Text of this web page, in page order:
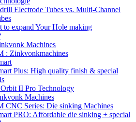
Electrode Tubes vs. Multi-Channel
to expand Your Hole making
Machines
: Zinkvonkmachines
Plus: High quality finish & special
II Pro Technology
Machines
CNC Series: Die sinking Machines
PRO: Affordable die sinking + special